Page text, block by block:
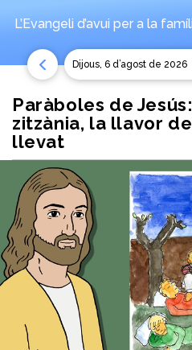
L’Evangeli d’avui per a la
dijous, 6 d’agost de 2026
Paràboles de
zitzània, la llavor
llevat